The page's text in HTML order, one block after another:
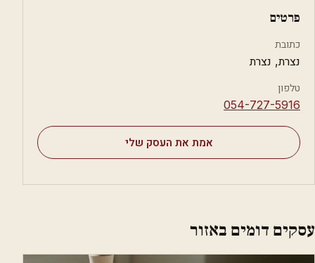
פרטים
כתובת
נצרת, נצרת
טלפון
⁦054-727-5916⁩
אמת את העסק שלי
עסקים דומים באזור